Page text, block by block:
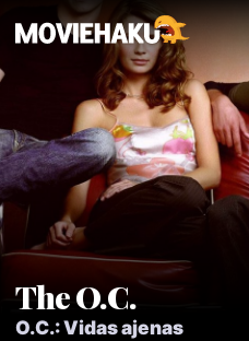
The O.C.
O.C.: Vidas ajenas